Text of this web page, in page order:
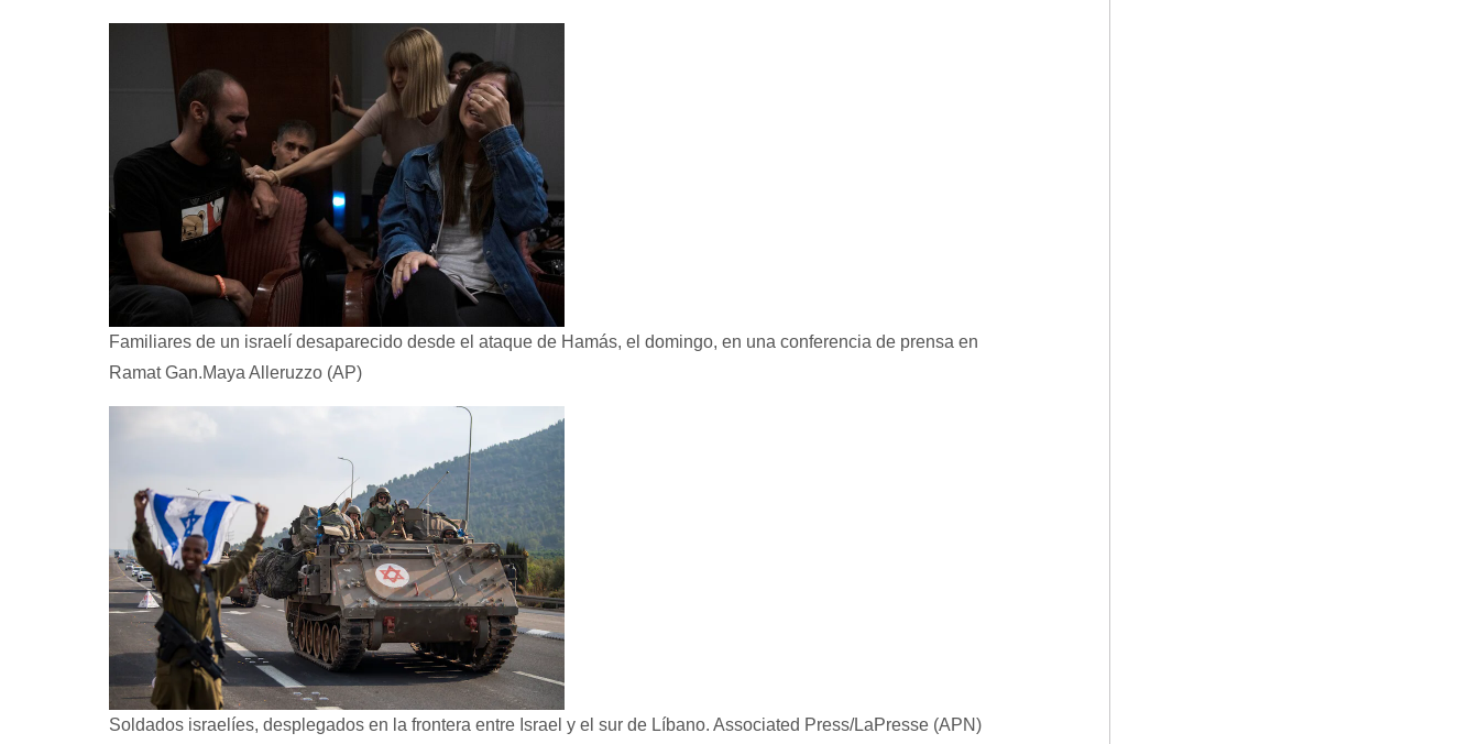
Familiares de un israelí desaparecido desde el ataque de Hamás, el domingo, en una conferencia de prensa en
Ramat Gan.Maya Alleruzzo (AP)
Soldados israelíes, desplegados en la frontera entre Israel y el sur de Líbano. Associated Press/LaPresse (APN)